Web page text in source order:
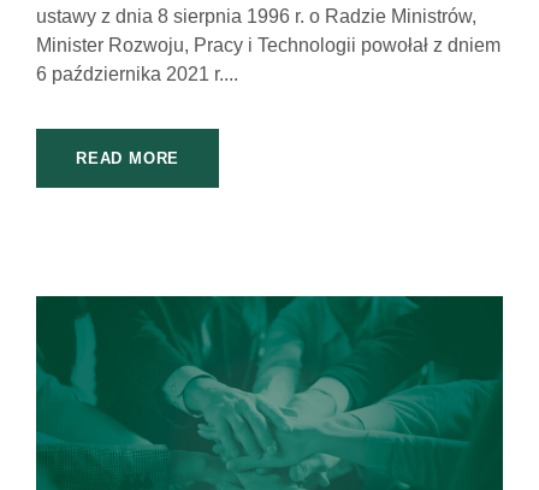
ustawy z dnia 8 sierpnia 1996 r. o Radzie Ministrów,
Minister Rozwoju, Pracy i Technologii powołał z dniem
6 października 2021 r....
READ MORE